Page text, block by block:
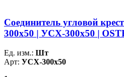
Соединитель угловой
300х50 | УСХ-300х50 |
Ед. изм.: Шт
Арт: УСХ-300х50